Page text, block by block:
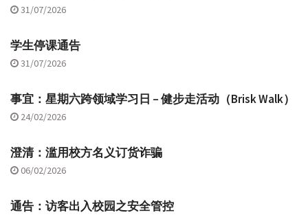
31/07/2026
学生停课通告
31/07/2026
事宜：星期六跨领域学习日 – 健步走活动（Brisk Walk）
24/02/2026
澄清：滥用校方名义订货诈骗
06/02/2026
通告：访客出入校园之安全管控